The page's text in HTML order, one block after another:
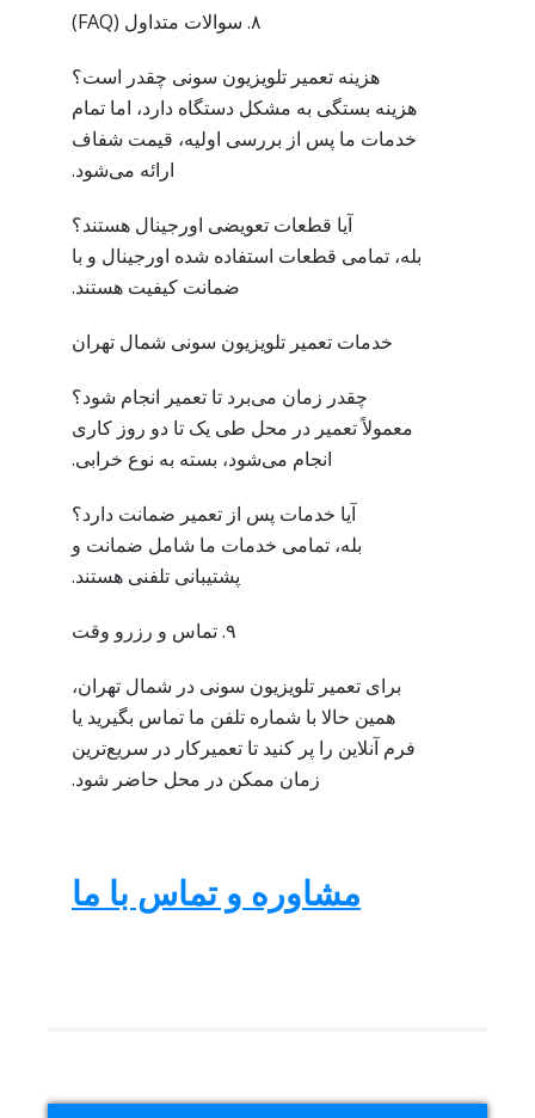
۸. سوالات متداول (FAQ)
هزینه تعمیر تلویزیون سونی چقدر است؟
هزینه بستگی به مشکل دستگاه دارد، اما تمام
خدمات ما پس از بررسی اولیه، قیمت شفاف
ارائه می‌شود.
آیا قطعات تعویضی اورجینال هستند؟
بله، تمامی قطعات استفاده شده اورجینال و با
ضمانت کیفیت هستند.
خدمات تعمیر تلویزیون سونی شمال تهران
چقدر زمان می‌برد تا تعمیر انجام شود؟
معمولاً تعمیر در محل طی یک تا دو روز کاری
انجام می‌شود، بسته به نوع خرابی.
آیا خدمات پس از تعمیر ضمانت دارد؟
بله، تمامی خدمات ما شامل ضمانت و
پشتیبانی تلفنی هستند.
۹. تماس و رزرو وقت
برای تعمیر تلویزیون سونی در شمال تهران،
همین حالا با شماره تلفن ما تماس بگیرید یا
فرم آنلاین را پر کنید تا تعمیرکار در سریع‌ترین
زمان ممکن در محل حاضر شود.
مشاوره و تماس با ما